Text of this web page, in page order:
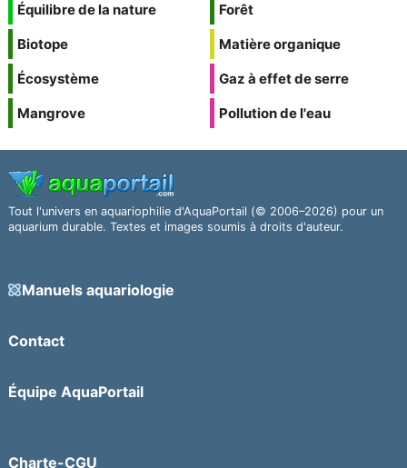
Équilibre de la nature
Biotope
Écosystème
Mangrove
Forêt
Matière organique
Gaz à effet de serre
Pollution de l'eau
Tout l'univers en aquariophilie d'AquaPortail (© 2006–2026) pour un
aquarium durable. Textes et images soumis à droits d'auteur.
Manuels aquariologie
Contact
Équipe AquaPortail
Charte-CGU